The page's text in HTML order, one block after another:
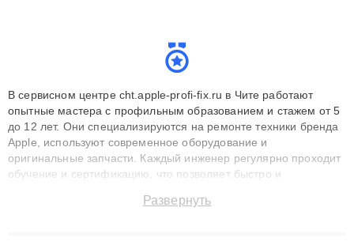
В сервисном центре cht.apple-profi-fix.ru в Чите работают
опытные мастера с профильным образованием и стажем от 5
до 12 лет. Они специализируются на ремонте техники бренда
Apple, используют современное оборудование и
оригинальные запчасти. Каждый инженер регулярно проходит
обучение и сертификацию, что позволяет быстро и
сохранением гарантии до 3 лет. Наши мастера решают
Развернуть